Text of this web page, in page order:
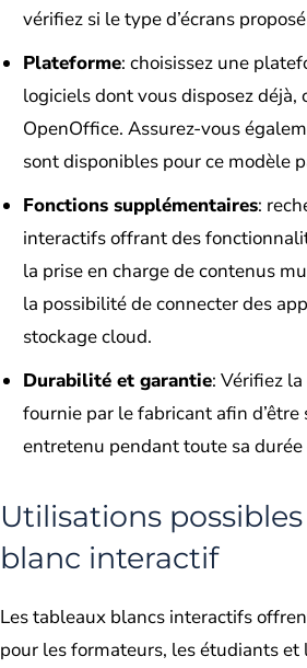
vérifiez si le type d’écrans
Plateforme: choisissez une
logiciels dont vous disposez
OpenOffice. Assurez-vous
sont disponibles pour ce modèle
Fonctions supplémentaires:
interactifs offrant des
la prise en charge de contenus
la possibilité de connecter des
stockage cloud.
Durabilité et garantie: Vérifiez
fournie par le fabricant afin
entretenu pendant toute sa durée
Utilisations
blanc interactif
Les tableaux blancs interactifs
pour les formateurs, les étudiants et